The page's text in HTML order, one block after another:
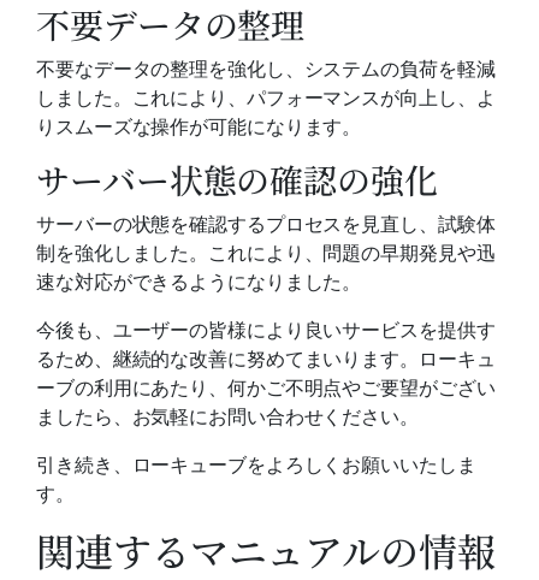
不要データの整理
不要なデータの整理を強化し、システムの負荷を軽減
しました。これにより、パフォーマンスが向上し、よ
りスムーズな操作が可能になります。
サーバー状態の確認の強化
サーバーの状態を確認するプロセスを見直し、試験体
制を強化しました。これにより、問題の早期発見や迅
速な対応ができるようになりました。
今後も、ユーザーの皆様により良いサービスを提供す
るため、継続的な改善に努めてまいります。ローキュ
ーブの利用にあたり、何かご不明点やご要望がござい
ましたら、お気軽にお問い合わせください。
引き続き、ローキューブをよろしくお願いいたしま
す。
関連するマニュアルの情報